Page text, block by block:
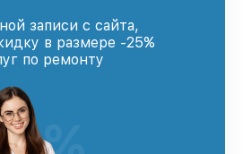
записи с сайта,
в размере -25%
по ремонту